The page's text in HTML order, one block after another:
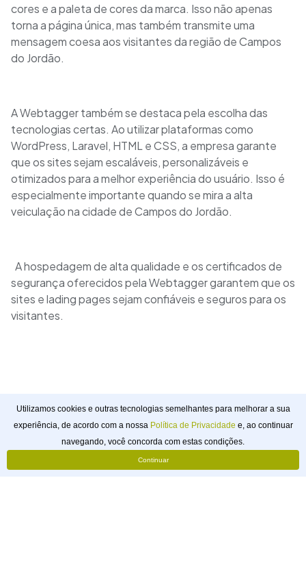
Solicitar
Orçamento
cores e a paleta de cores da marca. Isso não apenas
torna a página única, mas também transmite uma
mensagem coesa aos visitantes da região de Campos
do Jordão.
A Webtagger também se destaca pela escolha das
tecnologias certas. Ao utilizar plataformas como
WordPress, Laravel, HTML e CSS, a empresa garante
que os sites sejam escaláveis, personalizáveis e
otimizados para a melhor experiência do usuário. Isso é
especialmente importante quando se mira a alta
veiculação na cidade de Campos do Jordão.
A hospedagem de alta qualidade e os certificados de
segurança oferecidos pela Webtagger garantem que os
sites e lading pages sejam confiáveis e seguros para os
visitantes.
Utilizamos cookies e outras tecnologias semelhantes para melhorar a sua
experiência, de acordo com a nossa Política de Privacidade e, ao continuar
navegando, você concorda com estas condições.
Continuar